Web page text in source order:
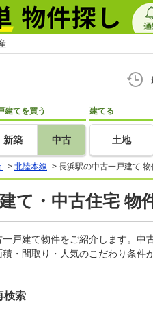
建てを買う
新築 中古
建てる
土地
> 北陸本線 > 長浜駅の中古一戸建て 物
て・中古住宅 物
戸建て物件をご紹介します。
・間取り・人気のこだわり条
検索